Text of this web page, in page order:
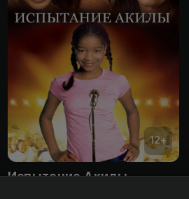
12+
Испытание Акилы